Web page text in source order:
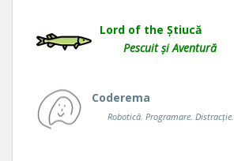
Lord of the Știucă
Pescuit și Aventură
Coderema
Robotică. Programare. Distracție.